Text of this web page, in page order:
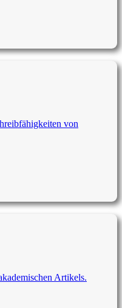
von
Artikels.